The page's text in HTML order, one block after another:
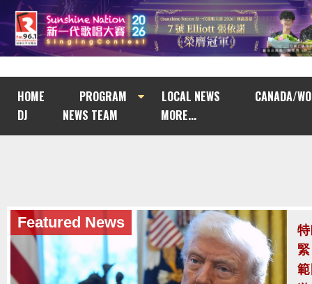
HOME PROGRAM LOCAL NEWS
CANADA/
DJ
NEWS TEAM MORE...
Featured News